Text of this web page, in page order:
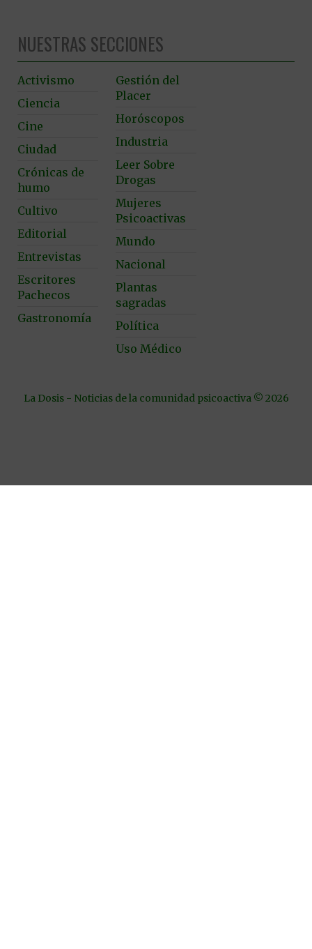
NUESTRAS SECCIONES
Activismo
Ciencia
Cine
Ciudad
Crónicas de
humo
Cultivo
Editorial
Entrevistas
Escritores
Pachecos
Gastronomía
Gestión del
Placer
Horóscopos
Industria
Leer Sobre
Drogas
Mujeres
Psicoactivas
Mundo
Nacional
Plantas
sagradas
Política
Uso Médico
La Dosis - Noticias de la comunidad psicoactiva © 2026